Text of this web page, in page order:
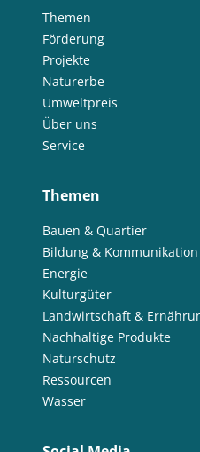
Themen
Förderung
Projekte
Naturerbe
Umweltpreis
Über uns
Service
Themen
Bauen & Quartier
Bildung & Kommunikation
Energie
Kulturgüter
Landwirtschaft &
Nachhaltige Produkte
Naturschutz
Ressourcen
Wasser